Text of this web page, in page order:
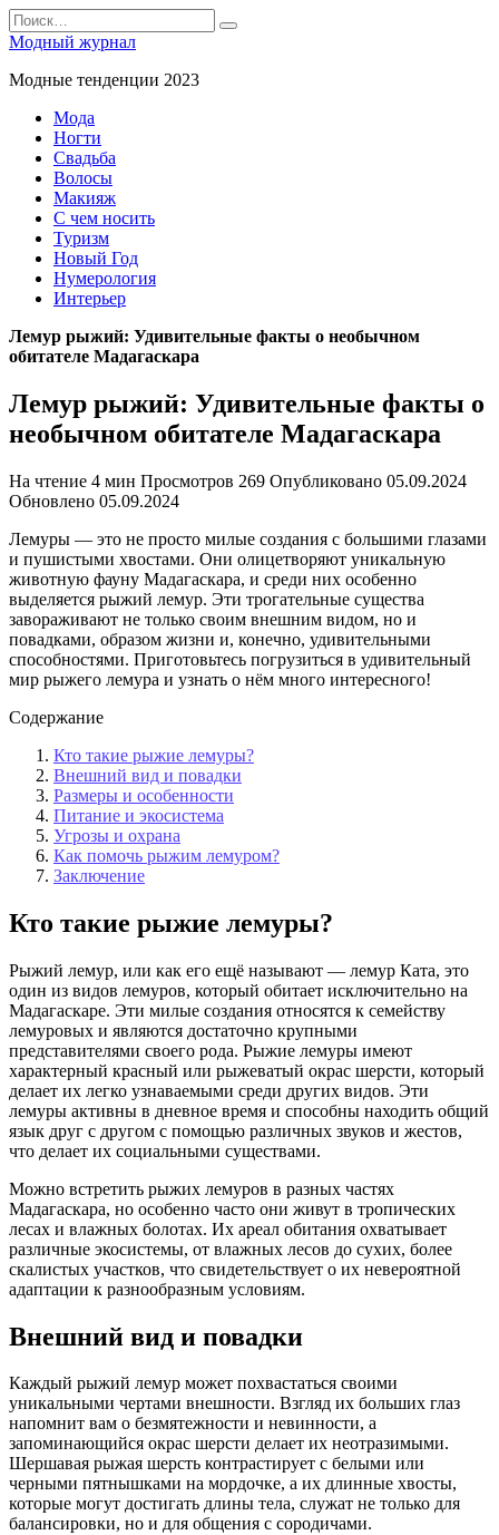
Перейти
к
содержанию
Search
for:
Модный журнал
Модные тенденции 2023
Мода
Ногти
Свадьба
Волосы
Макияж
С чем носить
Туризм
Новый Год
Нумерология
Интерьер
Лемур рыжий: Удивительные факты о необычном
обитателе Мадагаскара
Лемур рыжий: Удивительные факты о
необычном обитателе Мадагаскара
На чтение 4 мин Просмотров 269 Опубликовано 05.09.2024
Обновлено 05.09.2024
Лемуры — это не просто милые создания с большими глазами
и пушистыми хвостами. Они олицетворяют уникальную
животную фауну Мадагаскара, и среди них особенно
выделяется рыжий лемур. Эти трогательные существа
завораживают не только своим внешним видом, но и
повадками, образом жизни и, конечно, удивительными
способностями. Приготовьтесь погрузиться в удивительный
мир рыжего лемура и узнать о нём много интересного!
Содержание
Кто такие рыжие лемуры?
Внешний вид и повадки
Размеры и особенности
Питание и экосистема
Угрозы и охрана
Как помочь рыжим лемуром?
Заключение
Кто такие рыжие лемуры?
Рыжий лемур, или как его ещё называют — лемур Ката, это
один из видов лемуров, который обитает исключительно на
Мадагаскаре. Эти милые создания относятся к семейству
лемуровых и являются достаточно крупными
представителями своего рода. Рыжие лемуры имеют
характерный красный или рыжеватый окрас шерсти, который
делает их легко узнаваемыми среди других видов. Эти
лемуры активны в дневное время и способны находить общий
язык друг с другом с помощью различных звуков и жестов,
что делает их социальными существами.
Можно встретить рыжих лемуров в разных частях
Мадагаскара, но особенно часто они живут в тропических
лесах и влажных болотах. Их ареал обитания охватывает
различные экосистемы, от влажных лесов до сухих, более
скалистых участков, что свидетельствует о их невероятной
адаптации к разнообразным условиям.
Внешний вид и повадки
Каждый рыжий лемур может похвастаться своими
уникальными чертами внешности. Взгляд их больших глаз
напомнит вам о безмятежности и невинности, а
запоминающийся окрас шерсти делает их неотразимыми.
Шершавая рыжая шерсть контрастирует с белыми или
черными пятнышками на мордочке, а их длинные хвосты,
которые могут достигать длины тела, служат не только для
балансировки, но и для общения с сородичами.